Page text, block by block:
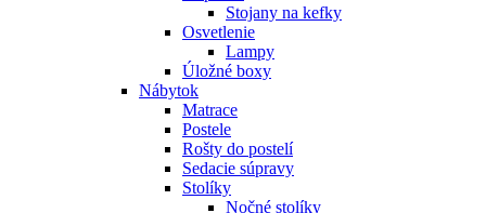
Stojany na kefky
Osvetlenie
Lampy
Úložné boxy
Nábytok
Matrace
Postele
Rošty do postelí
Sedacie súpravy
Stolíky
Nočné stolíky